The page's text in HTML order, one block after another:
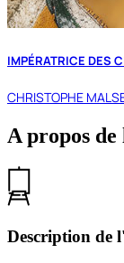
IMPÉRATRICE DES
CHRISTOPHE
A propos
Description